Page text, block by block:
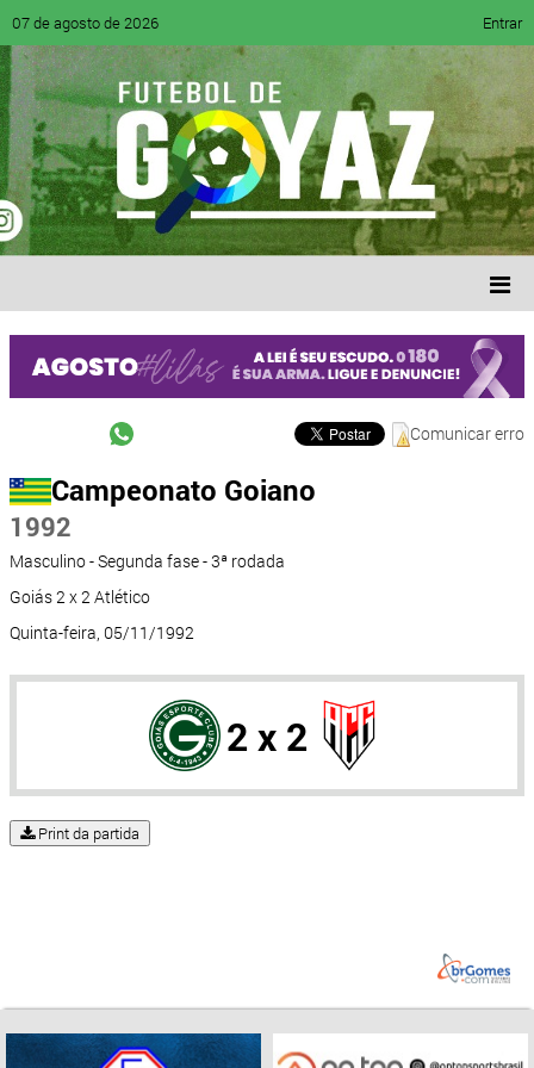
07 de agosto de 2026 Entrar
Comunicar erro
Campeonato Goiano
1992
Masculino - Segunda fase - 3ª rodada
Goiás 2 x 2 Atlético
Quinta-feira, 05/11/1992
2 x 2
Print da partida